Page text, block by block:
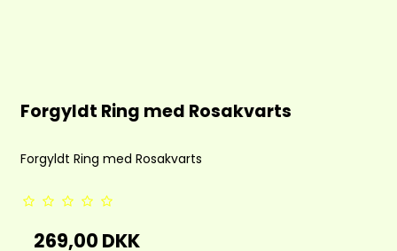
Forgyldt Ring med Rosakvarts
Forgyldt Ring med Rosakvarts
269,00 DKK